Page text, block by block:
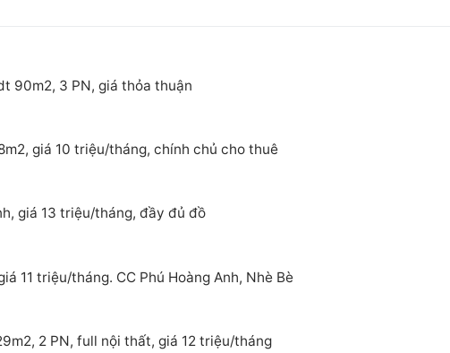
90m2, 3 PN, giá thỏa thuận
giá 10 triệu/tháng, chính chủ cho thuê
giá 13 triệu/tháng, đầy đủ đồ
11 triệu/tháng. CC Phú Hoàng Anh, Nhè Bè
2 PN, full nội thất, giá 12 triệu/tháng